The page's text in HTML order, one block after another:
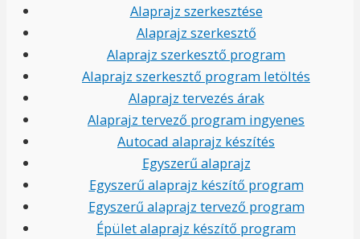
Alaprajz szerkesztése
Alaprajz szerkesztő
Alaprajz szerkesztő program
Alaprajz szerkesztő program letöltés
Alaprajz tervezés árak
Alaprajz tervező program ingyenes
Autocad alaprajz készítés
Egyszerű alaprajz
Egyszerű alaprajz készítő program
Egyszerű alaprajz tervező program
Épület alaprajz készítő program